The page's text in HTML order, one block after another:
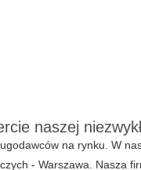
naszej
na rynku. W
- Warszawa. Nasza